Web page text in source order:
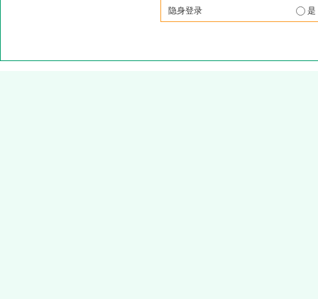
隐身登录